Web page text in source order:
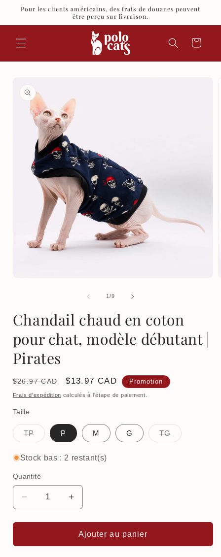
passer
Pour les clients américains, des frais de douanes peuvent
être perçu sur livraison.
Panier
produits
une
fenêtre
1/de
9
Chandail chaud en coton
pour chat, modèle débutant |
Pirates
Prix
habituel
$26.97 CAD
Prix
promotionnel
$13.97 CAD Promotion
Frais d'expédition calculés à l'étape de paiement.
Taille
TPVariante
épuisée
indisponible
P M G TGVariante
Stock bas : 2 restant(s)
Quantité
Réduire
la
quantité
Chandail
Augmenter
la
quantité
de
Chandail
Ajouter au panier